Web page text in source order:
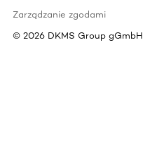
Zarządzanie zgodami
© 2026 DKMS Group gGmbH